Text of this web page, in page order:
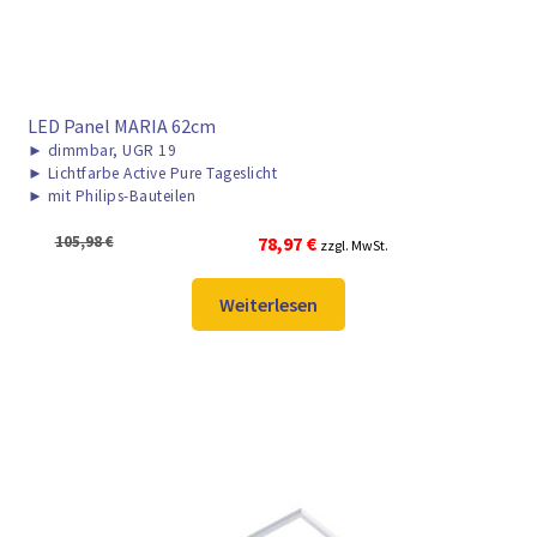
LED Panel MARIA 62cm
► dimmbar, UGR 19
► Lichtfarbe Active Pure Tageslicht
► mit Philips-Bauteilen
105,98€
Ursprünglicher
war:
105,98 €
78,97 €Aktueller
ist:
78,97 €.
zzgl. MwSt.
Weiterlesen